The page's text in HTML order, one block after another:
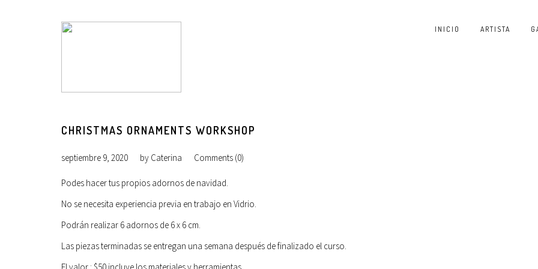
INICIO
ARTISTA
CHRISTMAS ORNAMENTS WORKSHOP
septiembre 9, 2020 by Caterina Comments (0)
Podes hacer tus propios adornos de navidad.
No se necesita experiencia previa en trabajo en Vidrio.
Podrán realizar 6 adornos de 6 x 6 cm.
Las piezas terminadas se entregan una semana después de finalizado el curso.